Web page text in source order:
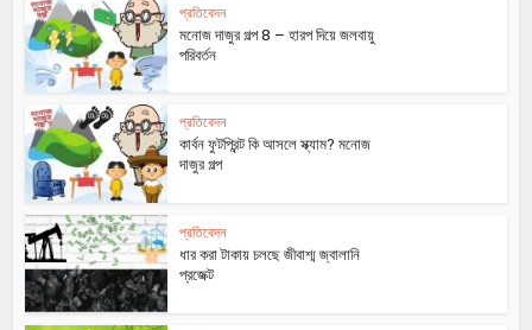
প্রতিবেদন
মনোজ দাজুর গল্প 8 – হারপ দিয়ে জলবায়ু
পরিবর্তন
প্রতিবেদন
কার্বন ফুটপ্রিন্ট কি আসলে স্ক্যাম? মনোজ
দাজুর গল্প
প্রতিবেদন
ধার করা টাকায় চলছে জীবাশ্ম জ্বালানি
প্রজেক্ট